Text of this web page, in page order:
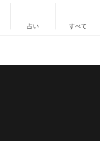
占い すべて